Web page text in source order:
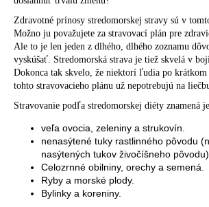
Zdravotné prínosy stredomorskej stravy sú v
Možno ju považujete za stravovací plán pre
Ale to je len jeden z dlhého, dlhého zoznamu
vyskúšať. Stredomorská strava je tiež skvelá v
Dokonca tak skvelo, že niektorí ľudia po krátkom
tohto stravovacieho plánu už nepotrebujú na
Stravovanie podľa stredomorskej diéty znamená
veľa ovocia, zeleniny a strukovín.
nenasýtené tuky rastlinného pôvodu
nasýtených tukov živočíšneho pôvodu).
Celozrnné obilniny, orechy a semená.
Ryby a morské plody.
Bylinky a koreniny.